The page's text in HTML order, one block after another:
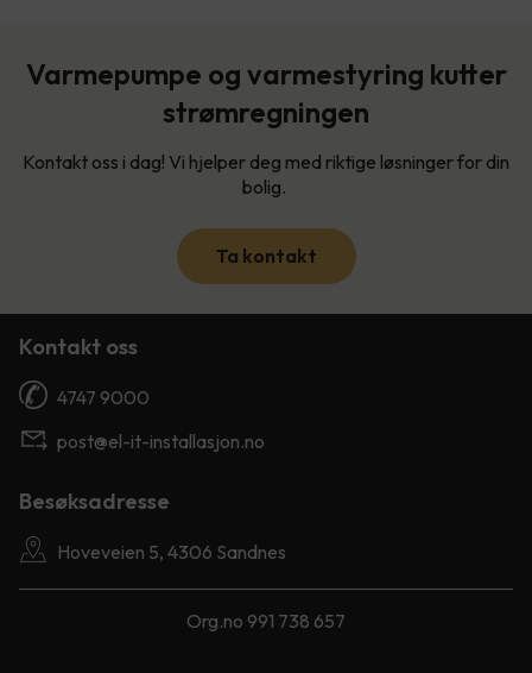
Varmepumpe og varmestyring kutter
strømregningen
Kontakt oss i dag! Vi hjelper deg med riktige løsninger for din
bolig.
Ta kontakt
Kontakt oss
4747 9000
post@el-it-installasjon.no
Besøksadresse
Hoveveien 5, 4306 Sandnes
Org.no 991 738 657